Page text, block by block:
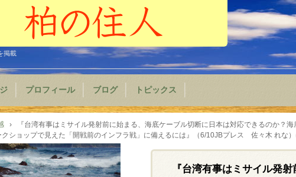
掲載
プロフィール ブログ トピックス
›
『台湾有事はミサイル発射前に始まる、海底ケーブル切断に日本は対応できるのか
クショップで見えた「開戦前のインフラ戦」に備えるには』（6/10JBプレス 佐々木 れな
『台湾有事はミサイル発